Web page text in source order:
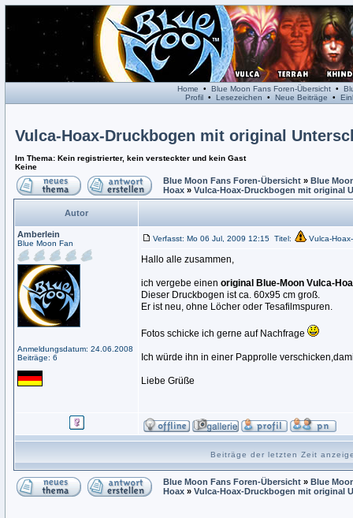
Home • Blue Moon Fans Foren-Übersicht•
Profil• Lesezeichen • Neue Beiträge •
Vulca-Hoax-Druckbogen mit original
Im Thema: Kein registrierter, kein versteckter und kein Gast
Keine
Blue Moon Fans Foren-Übersicht » Blue
Hoax » Vulca-Hoax-Druckbogen mit original
Autor
Amberlein
Blue Moon Fan
Anmeldungsdatum: 24.06.2008
Beiträge: 6
Verfasst: Mo 06 Jul, 2009 12:15 Titel: Vulca-
Hallo alle zusammen,
ich vergebe einen original Blue-Moon Vulca-
Dieser Druckbogen ist ca. 60x95 cm groß.
Er ist neu, ohne Löcher oder Tesafilmspuren.
Fotos schicke ich gerne auf Nachfrage
Ich würde ihn in einer Papprolle
Liebe Grüße
Beiträge der letzten Zeit
Blue Moon Fans Foren-Übersicht » Blue
Hoax » Vulca-Hoax-Druckbogen mit original